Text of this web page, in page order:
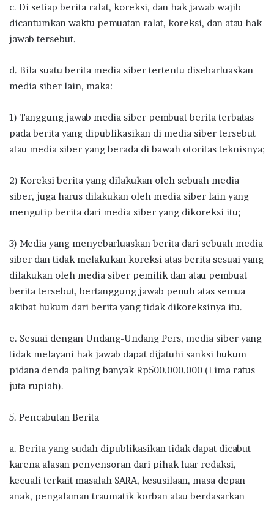
c. Di setiap berita ralat, koreksi, dan hak jawab wajib
dicantumkan waktu pemuatan ralat, koreksi, dan atau hak
jawab tersebut.
d. Bila suatu berita media siber tertentu disebarluaskan
media siber lain, maka:
1) Tanggung jawab media siber pembuat berita terbatas
pada berita yang dipublikasikan di media siber tersebut
atau media siber yang berada di bawah otoritas teknisnya;
2) Koreksi berita yang dilakukan oleh sebuah media
siber, juga harus dilakukan oleh media siber lain yang
mengutip berita dari media siber yang dikoreksi itu;
3) Media yang menyebarluaskan berita dari sebuah media
siber dan tidak melakukan koreksi atas berita sesuai yang
dilakukan oleh media siber pemilik dan atau pembuat
berita tersebut, bertanggung jawab penuh atas semua
akibat hukum dari berita yang tidak dikoreksinya itu.
e. Sesuai dengan Undang-Undang Pers, media siber yang
tidak melayani hak jawab dapat dijatuhi sanksi hukum
pidana denda paling banyak Rp500.000.000 (Lima ratus
juta rupiah).
5. Pencabutan Berita
a. Berita yang sudah dipublikasikan tidak dapat dicabut
karena alasan penyensoran dari pihak luar redaksi,
kecuali terkait masalah SARA, kesusilaan, masa depan
anak, pengalaman traumatik korban atau berdasarkan